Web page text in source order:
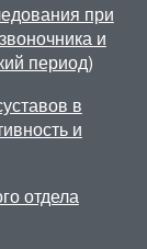
при
и
период)
в
и
отдела